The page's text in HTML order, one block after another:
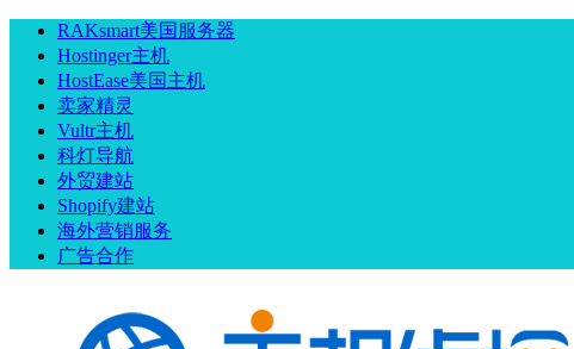
RAKsmart美国服务器
Hostinger主机
HostEase美国主机
卖家精灵
Vultr主机
科灯导航
外贸建站
Shopify建站
海外营销服务
广告合作